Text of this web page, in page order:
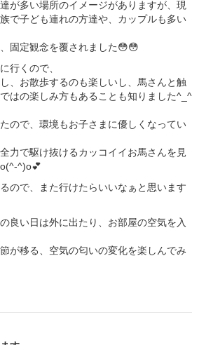
が多い場所のイメージがありますが、現
で子ども連れの方達や、カップルも多い
固定観念を覆されました😳😳
行くので、
、お散歩するのも楽しいし、馬さんと触
はの楽しみ方もあることも知りました^_^
ので、環境もお子さまに優しくなってい
力で駆け抜けるカッコイイお馬さんを見
^)o💕
ので、また行けたらいいなぁと思います
良い日は外に出たり、お部屋の空気を入
が移る、空気の匂いの変化を楽しんでみ